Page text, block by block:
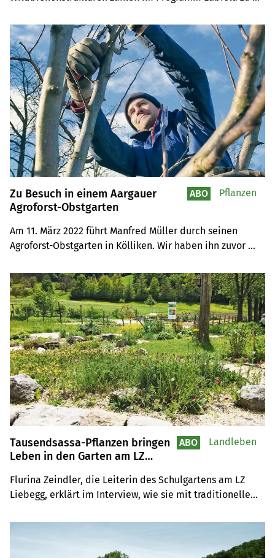
Zu Besuch in einem Aargauer
Agroforst-Obstgarten
Am 11. März 2022 führt Manfred Müller durch seinen
Agroforst-Obstgarten in Kölliken. Wir haben ihn zuvor
gestellt.
ABO Pflanzen
Tausendsassa-Pflanzen bringen
Leben in den Garten am LZ
Flurina Zeindler, die Leiterin des Schulgartens am LZ
Liebegg, erklärt im Interview, wie sie mit traditionellem
fördert. Dabei muss nicht zwingend auf Ordnung
ABO Landleben